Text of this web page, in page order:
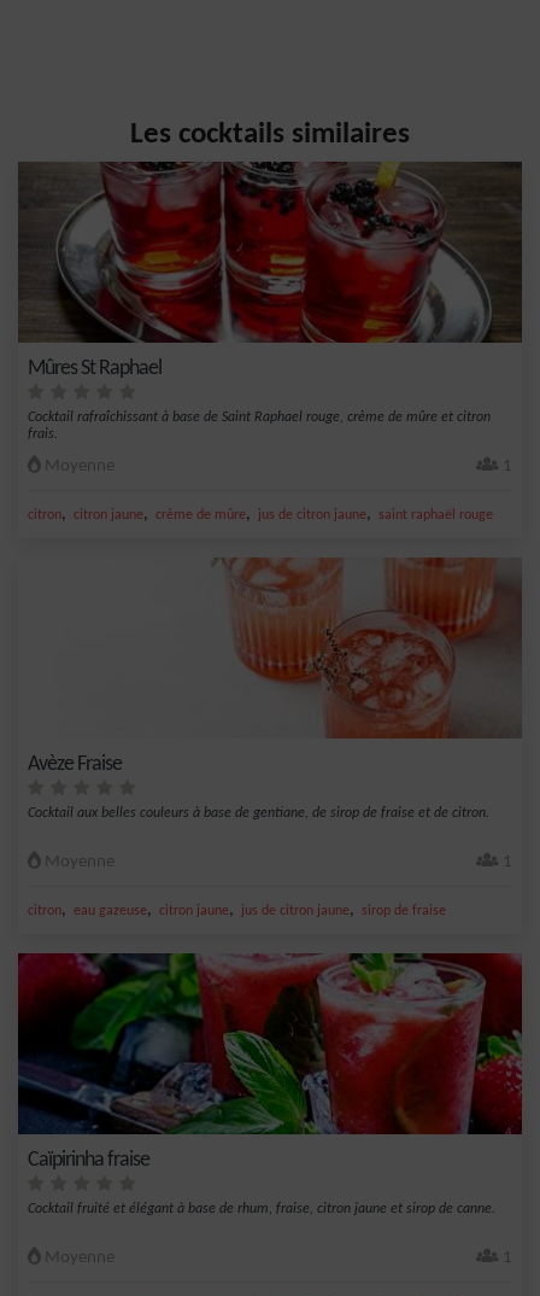
Les cocktails similaires
Mûres St Raphael
Cocktail rafraîchissant à base de Saint Raphael rouge, crème de mûre et citron
frais.
Moyenne 1
citron, citron jaune, crème de mûre, jus de citron jaune, saint raphaël rouge
Avèze Fraise
Cocktail aux belles couleurs à base de gentiane, de sirop de fraise et de citron.
Moyenne 1
citron, eau gazeuse, citron jaune, jus de citron jaune, sirop de fraise
Caïpirinha fraise
Cocktail fruité et élégant à base de rhum, fraise, citron jaune et sirop de canne.
Moyenne 1